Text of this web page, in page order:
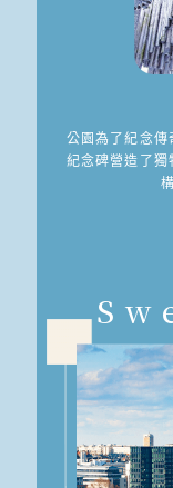
公園為了紀念
紀念碑營造了